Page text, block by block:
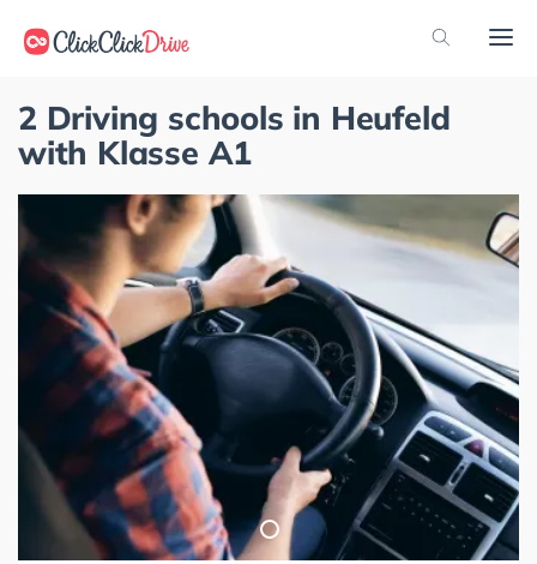
2 Driving schools in Heufeld
with Klasse A1